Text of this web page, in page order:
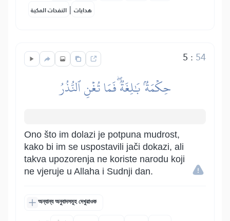
النفحات المكية | هدايات
5 : 54
حِكۡمَةُۢ بَٰلِغَةٞۖ فَمَا تُغۡنِ ٱلنُّذُرُ
Ono što im dolazi je potpuna mudrost,
kako bi im se uspostavili jači dokazi, ali
takva upozorenja ne koriste narodu koji
ne vjeruje u Allaha i Sudnji dan.
অন্যান্য অনুবাদসমূহ দেখুৱাওক